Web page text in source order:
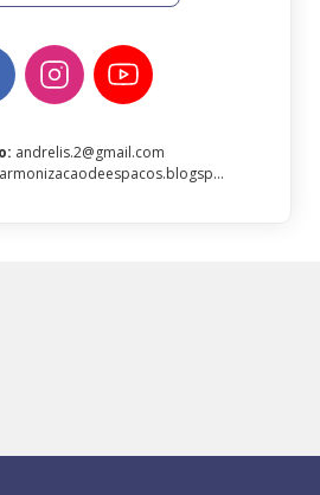
: andrelis.2@gmail.com